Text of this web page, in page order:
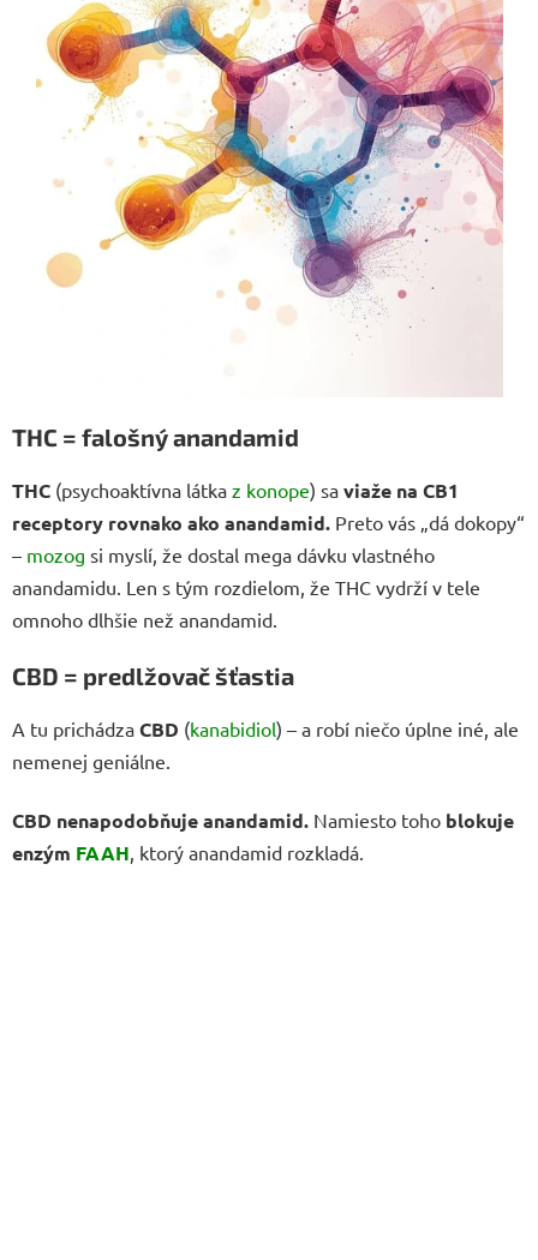
THC = falošný anandamid
THC (psychoaktívna látka z konope) sa viaže na CB1
receptory rovnako ako anandamid. Preto vás „dá dokopy“
– mozog si myslí, že dostal mega dávku vlastného
anandamidu. Len s tým rozdielom, že THC vydrží v tele
omnoho dlhšie než anandamid.
CBD = predlžovač šťastia
A tu prichádza CBD (kanabidiol) – a robí niečo úplne iné, ale
nemenej geniálne.
CBD nenapodobňuje anandamid. Namiesto toho blokuje
enzým FAAH , ktorý anandamid rozkladá.